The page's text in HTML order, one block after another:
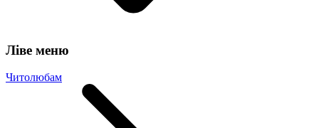
Ліве меню
Читолюбам